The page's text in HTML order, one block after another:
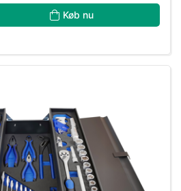
Køb nu